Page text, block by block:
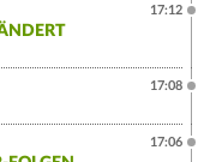
17:12
17:08
17:06